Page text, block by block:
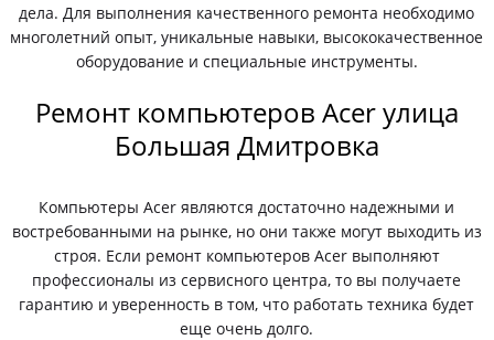
дела. Для выполнения качественного ремонта необходимо
многолетний опыт, уникальные навыки, высококачественное
оборудование и специальные инструменты.
Ремонт компьютеров Acer улица
Большая Дмитровка
Компьютеры Acer являются достаточно надежными и
востребованными на рынке, но они также могут выходить из
строя. Если ремонт компьютеров Acer выполняют
профессионалы из сервисного центра, то вы получаете
гарантию и уверенность в том, что работать техника будет
еще очень долго.